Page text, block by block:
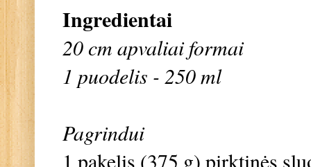
Ingredientai
20 cm apvaliai formai
1 puodelis - 250 ml
Pagrindui
1 pakelis (375 g) pirktinės